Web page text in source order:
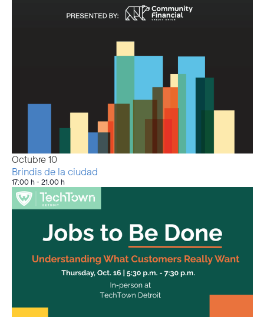
Octubre 10
Brindis de la ciudad
17:00 h- 21.00 h